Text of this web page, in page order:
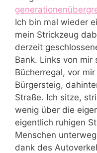
Ich bin mal wieder
mein Strickzeug
derzeit
Bank. Links von
Bücherregal, vor
Bürgersteig,
Straße. Ich sitze,
wenig über die
eigentlich ruhigen
Menschen
dank des